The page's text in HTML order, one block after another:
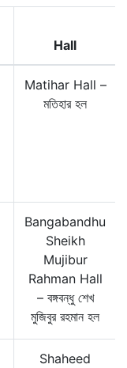
Hall
Matihar Hall –
মতিহার হল
Bangabandhu
Sheikh
Mujibur
Rahman Hall
– বঙ্গবন্ধু শেখ
মুজিবুর রহমান হল
Shaheed